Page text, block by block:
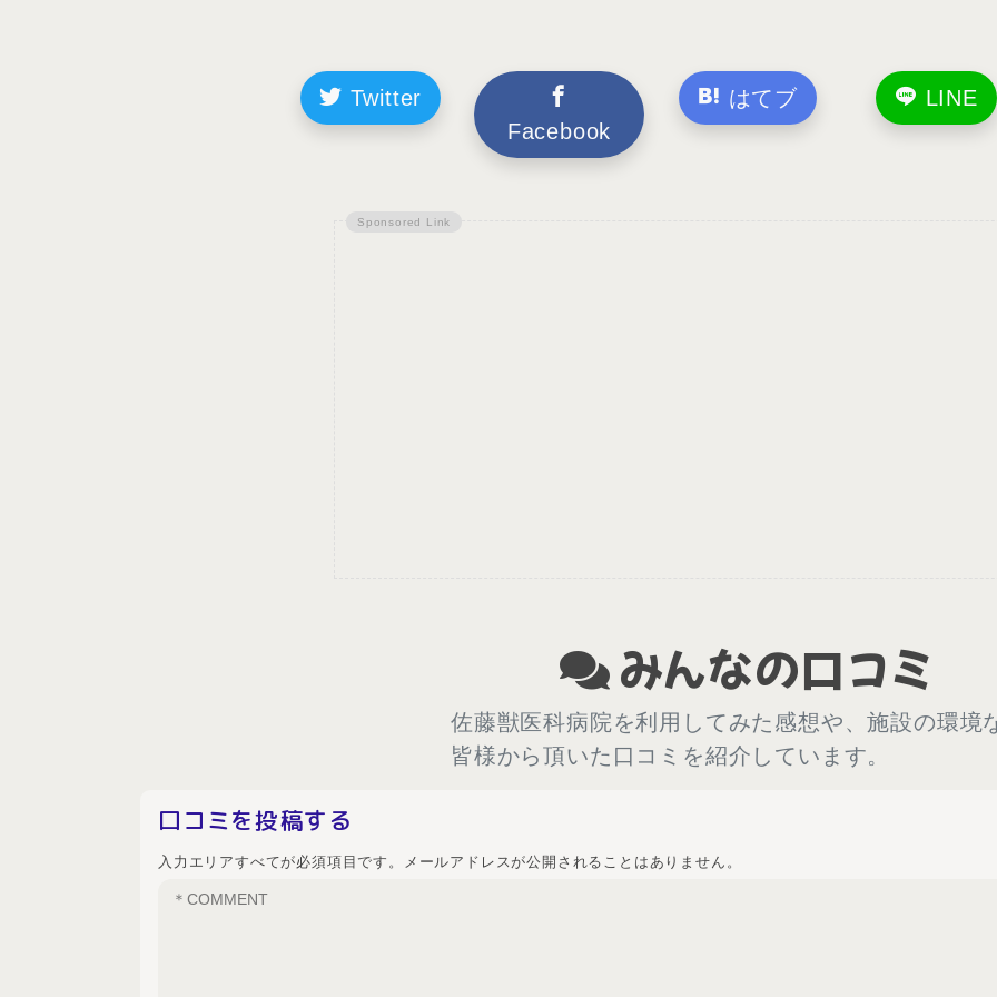
Twitter
Facebook
はてブ LINE
みんなの口コミ
佐藤獣医科病院を利用してみた感想や、施設の環境
皆様から頂いた口コミを紹介しています。
口コミを投稿する
入力エリアすべてが必須項目です。メールアドレスが公開されることはありません。